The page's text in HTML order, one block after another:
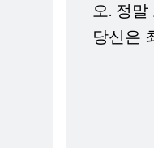
오. 정
당신은